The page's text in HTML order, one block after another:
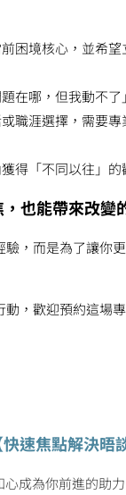
困境核心，並希
在哪，但我動不了
職涯選擇，需要
得「不同以往」的
也能帶來改變
，而是為了讓你
，歡迎預約這場
速焦點解決晤談
心成為你前進的助力